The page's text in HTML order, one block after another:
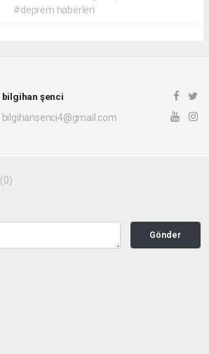
#deprem haberleri
bilgihan şenci
bilgihansenci4@gmail.com
(0)
Gönder